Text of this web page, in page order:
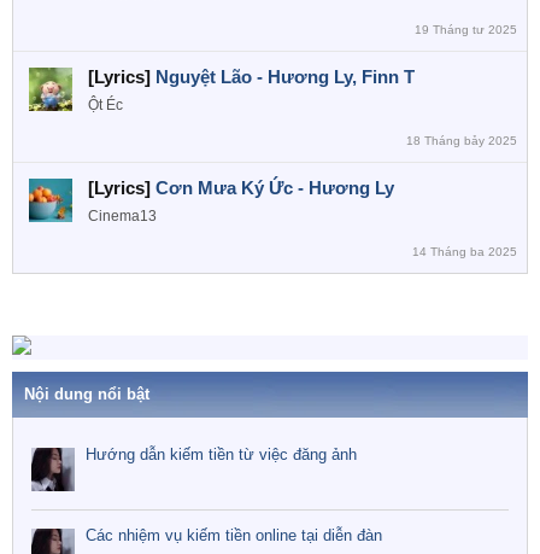
19 Tháng tư 2025
[Lyrics] Nguyệt Lão - Hương Ly, Finn T
Ột Éc
18 Tháng bảy 2025
[Lyrics] Cơn Mưa Ký Ức - Hương Ly
Cinema13
14 Tháng ba 2025
Nội dung nổi bật
Hướng dẫn kiếm tiền từ việc đăng ảnh
Các nhiệm vụ kiếm tiền online tại diễn đàn